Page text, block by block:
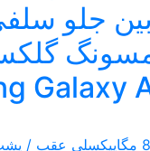
جلو
Galaxy